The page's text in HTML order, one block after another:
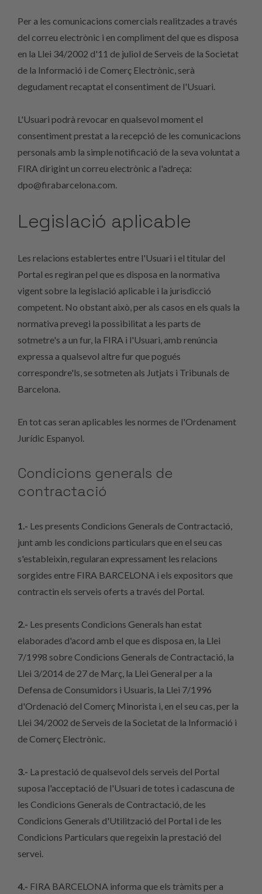
Per a les comunicacions comercials realitzades a través
del correu electrònic i en compliment del que es disposa
en la Llei 34/2002 d'11 de juliol de Serveis de la Societat
de la Informació i de Comerç Electrònic, serà
degudament recaptat el consentiment de l'Usuari.
L'Usuari podrà revocar en qualsevol moment el
consentiment prestat a la recepció de les comunicacions
personals amb la simple notificació de la seva voluntat a
FIRA dirigint un correu electrònic a l'adreça:
dpo@firabarcelona.com.
Legislació aplicable
Les relacions establertes entre l'Usuari i el titular del
Portal es regiran pel que es disposa en la normativa
vigent sobre la legislació aplicable i la jurisdicció
competent. No obstant això, per als casos en els quals la
normativa prevegi la possibilitat a les parts de
sotmetre's a un fur, la FIRA i l'Usuari, amb renúncia
expressa a qualsevol altre fur que pogués
correspondre'ls, se sotmeten als Jutjats i Tribunals de
Barcelona.
En tot cas seran aplicables les normes de l'Ordenament
Jurídic Espanyol.
Condicions generals de
contractació
1.- Les presents Condicions Generals de Contractació,
junt amb les condicions particulars que en el seu cas
s'estableixin, regularan expressament les relacions
sorgides entre FIRA BARCELONA i els expositors que
contractin els serveis oferts a través del Portal.
2.- Les presents Condicions Generals han estat
elaborades d'acord amb el que es disposa en, la Llei
7/1998 sobre Condicions Generals de Contractació, la
Llei 3/2014 de 27 de Març, la Llei General per a la
Defensa de Consumidors i Usuaris, la Llei 7/1996
d'Ordenació del Comerç Minorista i, en el seu cas, per la
Llei 34/2002 de Serveis de la Societat de la Informació i
de Comerç Electrònic.
3.- La prestació de qualsevol dels serveis del Portal
suposa l'acceptació de l'Usuari de totes i cadascuna de
les Condicions Generals de Contractació, de les
Condicions Generals d'Utilització del Portal i de les
Condicions Particulars que regeixin la prestació del
servei.
4.- FIRA BARCELONA informa que els tràmits per a